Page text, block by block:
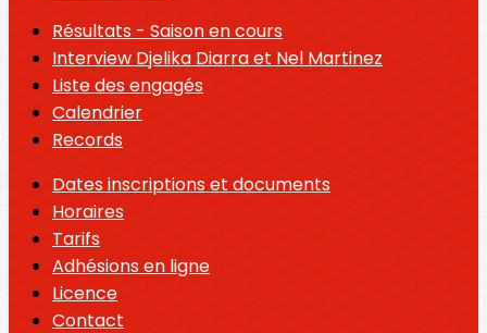
Résultats - Saison en cours
Interview Djelika Diarra et Nel Martinez
Liste des engagés
Calendrier
Records
Dates inscriptions et documents
Horaires
Tarifs
Adhésions en ligne
Licence
Contact